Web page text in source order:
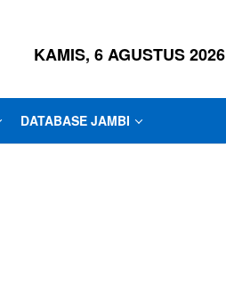
KAMIS, 6 AGUSTUS 2026
DATABASE JAMBI